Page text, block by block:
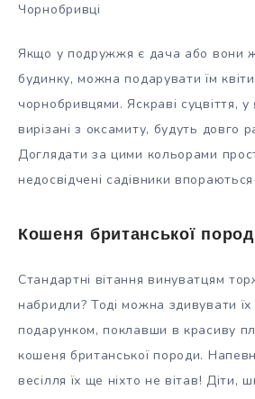
Чорнобривці
Якщо у подружжя є дача або вони
будинку, можна подарувати їм
чорнобривцями. Яскраві суцвіття,
вирізані з оксамиту, будуть довго
Доглядати за цими кольорами
недосвідчені садівники
Кошеня британської
Стандартні вітання винуватцям
набридли? Тоді можна здивувати їх
подарунком, поклавши в красиву
кошеня британської породи.
весілля їх ще ніхто не вітав! Діти,